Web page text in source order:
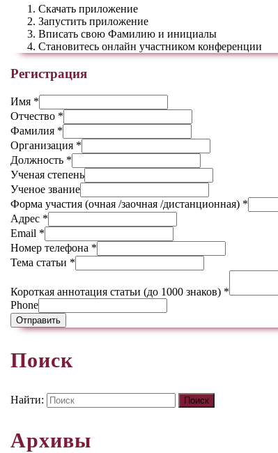
Скачать приложение
Запустить приложение
Вписать свою Фамилию и инициалы
Становитесь онлайн участником конференции
Регистрация
Имя *
Отчество *
Фамилия *
Организация *
Должность *
Ученая степень
Ученое звание
Форма участия (очная /заочная /дистанционная) *
Адрес *
Email *
Номер телефона *
Тема статьи *
Короткая аннотация статьи (до 1000 знаков) *
Phone
Отправить
Поиск
Найти:
Архивы